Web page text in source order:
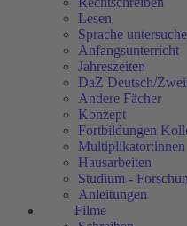
Lesen
Sprache
Anfangsunterricht
Jahreszeiten
DaZ Deutsch/
Andere Fächer
Konzept
Fortbildungen
Multiplikator:innen
Hausarbeiten
Studium -
Anleitungen
Filme